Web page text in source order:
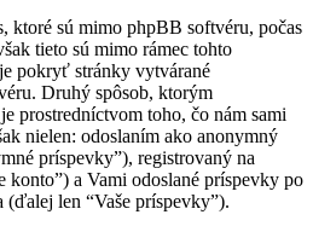
ktoré sú mimo phpBB softvéru, počas
tieto sú mimo rámec tohto
pokryť stránky vytvárané
Druhý spôsob, ktorým
prostredníctvom toho, čo nám sami
nielen: odoslaním ako anonymný
príspevky”), registrovaný na
konto”) a Vami odoslané príspevky po
(ďalej len “Vaše príspevky”).